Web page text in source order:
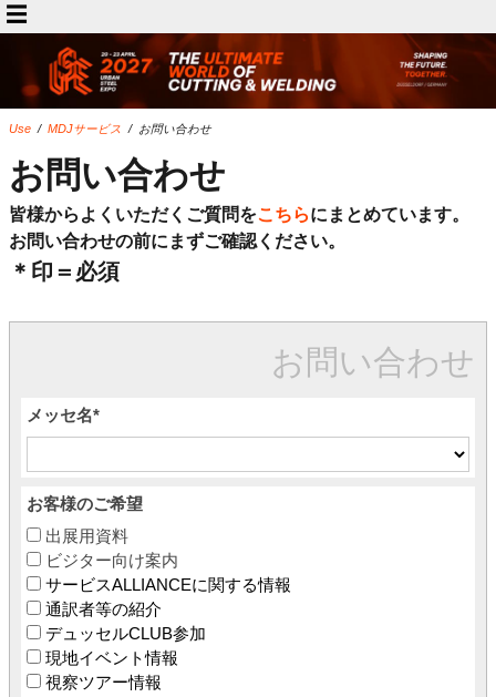
Use/ MDJサービス / お問い合わせ
お問い合わせ
皆様からよくいただくご質問をこちらにまとめています。
お問い合わせの前にまずご確認ください。
＊印＝必須
お問い合わせ
メッセ名*
お客様のご希望
出展用資料
ビジター向け案内
サービスALLIANCEに関する情報
通訳者等の紹介
デュッセルCLUB参加
現地イベント情報
視察ツアー情報